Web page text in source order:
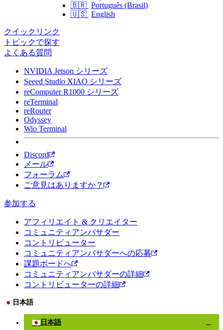
🇧🇷 Português (Brasil)
🇺🇸 English
クイックリンク
トピックで探す
よくある質問
NVIDIA Jetson シリーズ
Seeed Studio XIAO シリーズ
reComputer R1000 シリーズ
reTerminal
reRouter
Odyssey
Wio Terminal
Discord
メール
フォーラム
ご意見はありますか？
参加する
アフィリエイト & クリエイター
コミュニティアンバサダー
コントリビューター
コミュニティアンバサダーへの応募
課題ボードへ
コミュニティアンバサダーの詳細
コントリビューターの詳細
🇯🇵 日本語
🇯🇵 日本語